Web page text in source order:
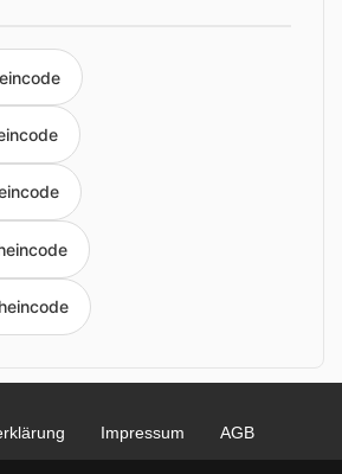
Impressum AGB